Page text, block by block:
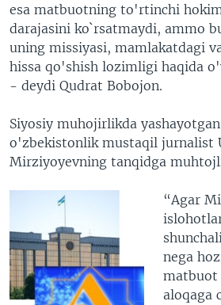
esa matbuotning to'rtinchi
darajasini ko`rsatmaydi, ammo
uning missiyasi, mamlakatdagi
hissa qo'shish lozimligi haqida
- deydi Qudrat Bobojon.
Siyosiy muhojirlikda
o'zbekistonlik mustaqil jurnalist
Mirziyoyevning tanqidga
“Agar
nega
matbuot
aloqaga